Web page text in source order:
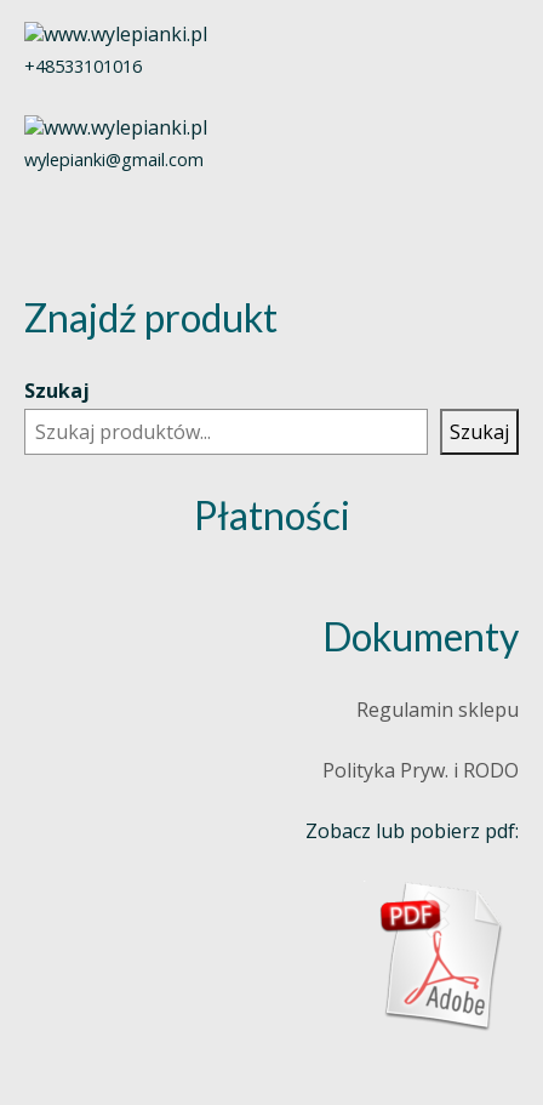
+48533101016
wylepianki@gmail.com
Znajdź produkt
Szukaj
Szukaj
Płatności
Dokumenty
Regulamin sklepu
Polityka Pryw. i RODO
Zobacz lub pobierz pdf: